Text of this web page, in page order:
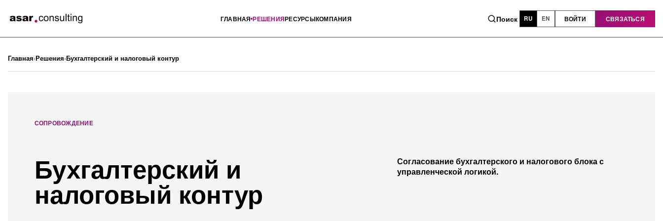
ГЛАВНАЯ РЕШЕНИЯРЕСУРСЫКОМПАНИЯ Поиск RU EN ВОЙТИ СВЯЗАТЬСЯ
Главная Решения Бухгалтерский и налоговый контур
СОПРОВОЖДЕНИЕ
Бухгалтерский и
налоговый контур
Согласование бухгалтерского и налогового блока с
управленческой логикой.